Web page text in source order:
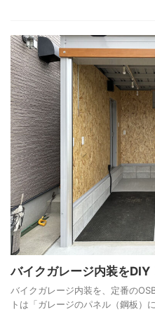
バイクガレージ内装をDIY
バイクガレージ内装を、定番の
トは「ガレージのパネル（鋼板）